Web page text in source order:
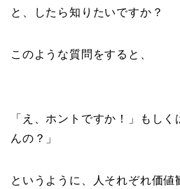
と、したら知りたいですか？
このような質問をすると、
「え、ホントですか！」もし
んの？」
というように、人それぞれ価値